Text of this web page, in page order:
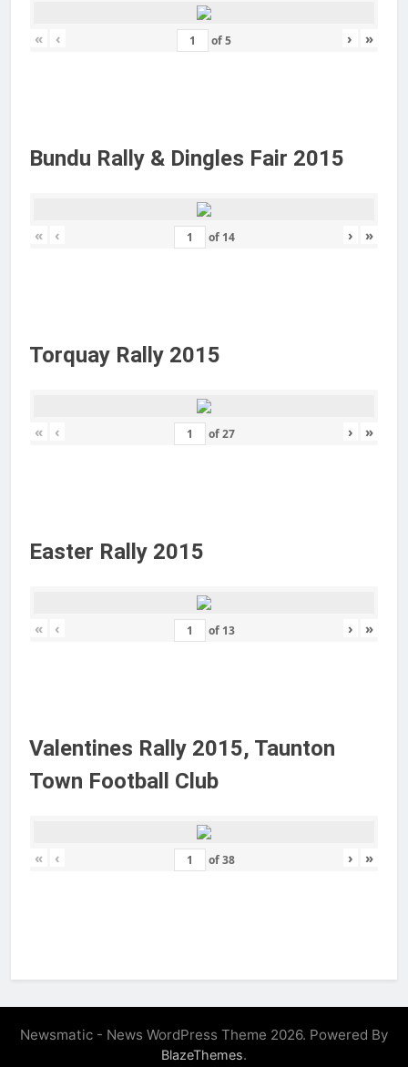
« ‹ of5 › »
Bundu Rally & Dingles Fair 2015
« ‹ of 14 › »
Torquay Rally 2015
« ‹ of27 › »
Easter Rally 2015
« ‹ of 13 › »
Valentines Rally 2015, Taunton
Town Football Club
« ‹ of38 › »
Newsmatic - News WordPress Theme 2026. Powered By
BlazeThemes.